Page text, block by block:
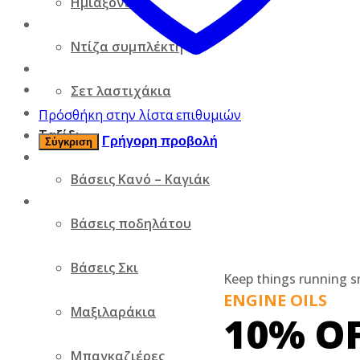
Ντίζα συμπλέκτη
Σετ λαστιχάκια
Ταξίδι
Βάσεις Κανό – Καγιάκ
Βάσεις ποδηλάτου
Βάσεις Σκι
Μαξιλαράκια
Μπαγκαζιέρες
Keep things running
ENGINE OILS
10%
Πρόσθήκη στην λίστα επιθυμιών
Σύγκριση Γρήγορη προβολή